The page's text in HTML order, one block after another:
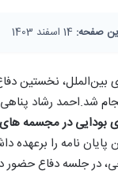
صفحه:
بین‌الملل، نخستین
در بهمن‌ماه 1403 با کسب نمره عالی از
بودایی در مجسمه
پایان نامه را برعهده
در جلسه دفاع حضور